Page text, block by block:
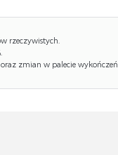
rzeczywistych.
zmian w palecie wykończeń.